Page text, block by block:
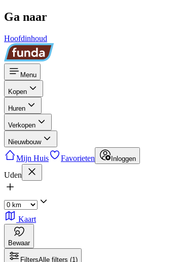
Ga naar
Hoofdinhoud
Menu
Kopen
Huren
Verkopen
Nieuwbouw
Mijn Huis Favorieten Inloggen
Uden
Kaart
Bewaar
FiltersAlle filters (1)